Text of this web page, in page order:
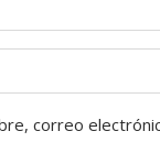
correo